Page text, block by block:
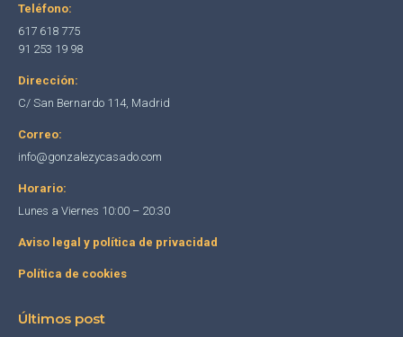
opens
in
window
opens
in
window
Teléfono:
617 618 775
91 253 19 98
Dirección:
C/ San Bernardo 114, Madrid
Correo:
info@gonzalezycasado.com
Horario:
Lunes a Viernes 10:00 – 20:30
Aviso legal y política de privacidad
Política de cookies
Últimos post